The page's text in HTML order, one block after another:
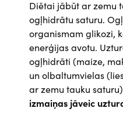
Diētai jābūt ar zemu
ogļhidrātu saturu.
organismam glikozi,
enerģijas avotu.
ogļhidrāti (maize,
un olbaltumvielas
ar zemu tauku
izmaiņas jāveic